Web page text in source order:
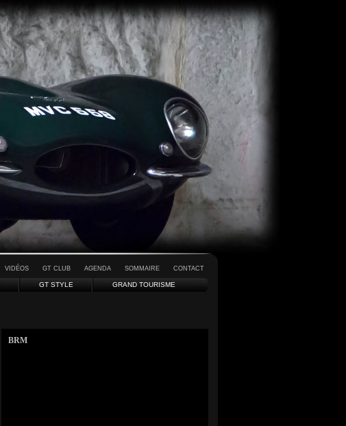
VIDÉOS GT CLUB AGENDA SOMMAIRE CONTACT
GT STYLE GRAND TOURISME
BRM